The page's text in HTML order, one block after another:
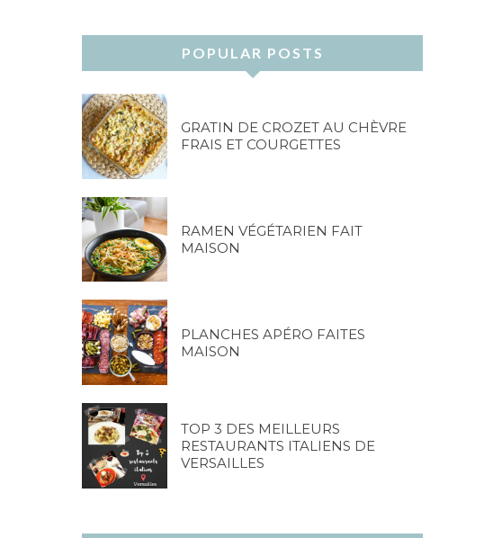
POPULAR POSTS
GRATIN DE CROZET AU CHÈVRE
FRAIS ET COURGETTES
RAMEN VÉGÉTARIEN FAIT
MAISON
PLANCHES APÉRO FAITES
MAISON
TOP 3 DES MEILLEURS
RESTAURANTS ITALIENS DE
VERSAILLES